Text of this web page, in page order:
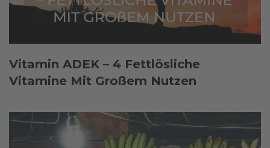
Vitamin ADEK – 4 Fettlösliche
Vitamine Mit Großem Nutzen